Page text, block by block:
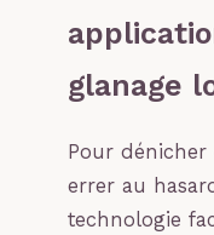
glanage
Pour dénicher
errer au
technologie